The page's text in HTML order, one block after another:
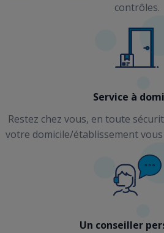
contrôles.
Service à
Restez chez vous, en toute
votre domicile/établissement
Un conseiller